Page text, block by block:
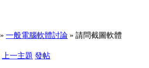
» 一般電腦軟體討論 » 請問截圖軟體
上一主題 發帖